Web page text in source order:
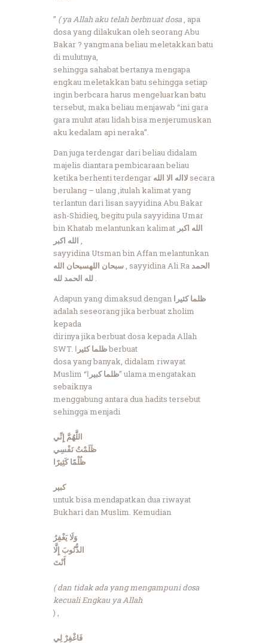
” (ya Allah aku telah berbnuat dosa, apa
dosa yang dilakukan oleh seorang Abu
Bakar ? yangmana beliau meletakkan batu
di mulutnya,
sehingga sahabat bertanya mengapa
engkau meletakkan batu sehingga setiap
ingin berbcara harus mengeluarkan batu
tersebut, maka beliau menjawab “ini gara
gara mulut atau lidah bisa menjerumuskan
aku kedalam api neraka”.
Dan juga terdengar dari beliau didalam
majelis diantara pembicaraan beliau
ketika berhenti terdengar لااله الا اللهsecara
berulang – ulang ,itulah kalimat yang
terlantun dari lisan sayyidina Abu Bakar
ash-Shidieq, begitu pula sayyidina Umar
bin Khatab melantunkan kalimat الله اكبر
,
sayyidina Utsman bin Affan melantunkan
سبحان اللهسبحان الله , sayyidina Ali Ra الحمد
لله الحمد لله.
Adapun yang dimaksud dengan ظلما كثيرا
adalah seseorang jika berbuat zholim
kepada
dirinya jika berbuat dosa kepada Allah
SWT.
ظلما كثيرا berbuat
dosa yang banyak, didalam riwayat
Muslim “ ظلما كبير ا” ulama mengatakan
sebaiknya
menggabung antara dua hadits tersebut
sehingga menjadi
اللَّهُمَّ إِنِّي
ظَلَمْتُ نَفْسِي
ظُلْمًا كَثِيرًا
كبير
untuk bisa mendapatkan dua riwayat
Bukhari dan Muslim. Kemudian
وَلَا يَغْفِرُ
الذُّنُوبَ إِلَّا
أَنْتَ
( dan tidak ada yang mengampuni dosa
kecuali Engkau ya Allah
) ,
فَاغْفِرْ لِي